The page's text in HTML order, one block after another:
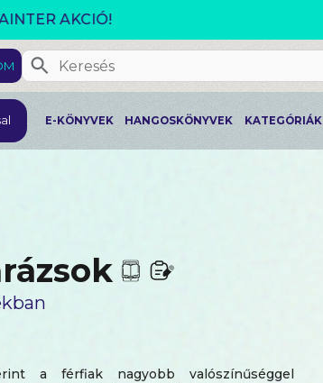
ÁLMAIMBAN SZERETLEK
E-KÖNYVEK HANGOSKÖNYVEK KATEGÓRIÁK
a férfiak nagyobb valószínűséggel